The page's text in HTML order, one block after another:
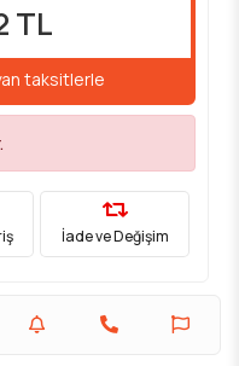
TL
taksitlerle
İade ve Değişim